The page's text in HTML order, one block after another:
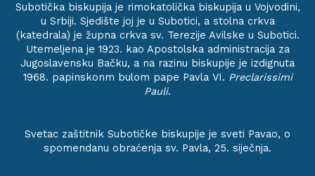
Subotička biskupija je rimokatolička biskupija u Vojvodini,
u Srbiji. Sjedište joj je u Subotici, a stolna crkva
(katedrala) je župna crkva sv. Terezije Avilske u Subotici.
Utemeljena je 1923. kao Apostolska administracija za
Jugoslavensku Bačku, a na razinu biskupije je izdignuta
1968. papinskonm bulom pape Pavla VI. Preclarissimi
Pauli.
Svetac zaštitnik Subotičke biskupije je sveti Pavao, o
spomendanu obraćenja sv. Pavla, 25. siječnja.